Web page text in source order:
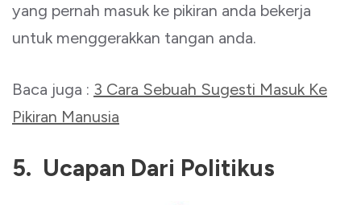
yang pernah masuk ke pikiran anda bekerja
untuk menggerakkan tangan anda.
Baca juga : 3 Cara Sebuah Sugesti Masuk Ke
Pikiran Manusia
5. Ucapan Dari Politikus